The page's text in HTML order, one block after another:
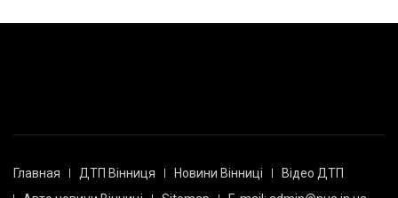
Главная ДТП Вінниця Новини Вінниці
Відео ДТП